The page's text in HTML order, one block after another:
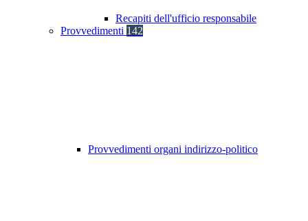
Recapiti dell'ufficio responsabile
Provvedimenti 142
Provvedimenti organi indirizzo-politico